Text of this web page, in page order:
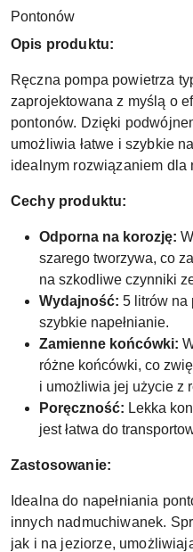
Pontonów
Opis produktu:
Ręczna pompa powietrza
zaprojektowana z myślą o
pontonów. Dzięki
umożliwia łatwe i szybkie
idealnym rozwiązaniem dla
Cechy produktu:
Odporna na korozję:
szarego tworzywa, co
na szkodliwe czynniki
Wydajność: 5 litrów na
szybkie napełnianie.
Zamienne końcówki:
różne końcówki, co
i umożliwia jej użycie z
Poręczność: Lekka
jest łatwa do
Zastosowanie:
Idealna do napełniania
innych nadmuchiwanek.
jak i na jeziorze,